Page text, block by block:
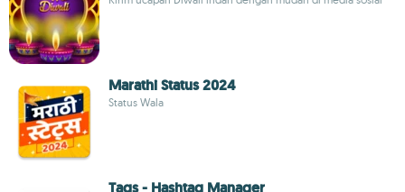
Marathi Status 2024
Status Wala
Tags - Hashtag Manager